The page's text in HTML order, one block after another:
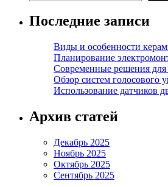
Последние записи
Виды и особенности
Планирование
Современные решения
Обзор систем голосового
Использование датчиков
Архив статей
Декабрь 2025
Ноябрь 2025
Октябрь 2025
Сентябрь 2025